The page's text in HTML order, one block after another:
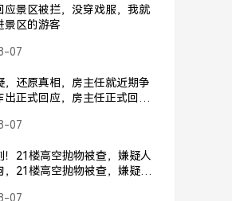
应景区被拦，没穿戏服，我就
景区的游客
07
，还原真相，房主任就近期争
出正式回应，房主任正式回应
07
！21楼高空抛物被查，嫌疑人
，21楼高空抛物被查，嫌疑人
07